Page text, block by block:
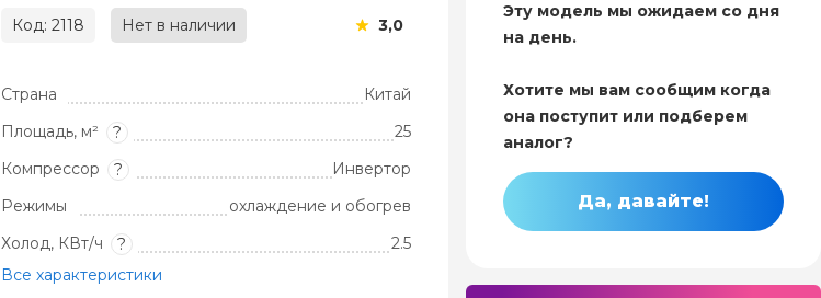
Код: 2118 Нет в наличии 3,0
Страна
Китай
Площадь, м²
?
25
Компрессор
?
Инвертор
Режимы
охлаждение и обогрев
Холод, КВт/ч
?
2.5
Все характеристики
Эту модель мы ожидаем со дня
на день.
Хотите мы вам сообщим когда
она поступит или подберем
аналог?
Да, давайте!